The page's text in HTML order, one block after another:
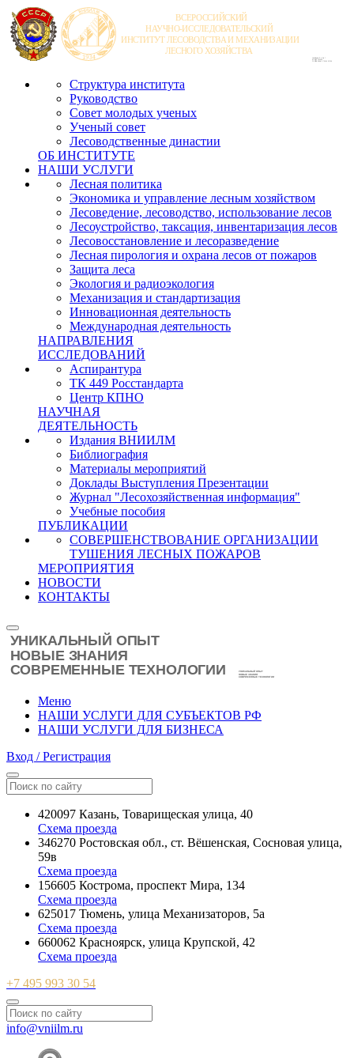
Структура института
Руководство
Совет молодых ученых
Ученый совет
Лесоводственные династии
ОБ ИНСТИТУТЕ
НАШИ УСЛУГИ
Лесная политика
Экономика и управление лесным хозяйством
Лесоведение, лесоводство, использование лесов
Лесоустройство, таксация, инвентаризация лесов
Лесовосстановление и лесоразведение
Лесная пирология и охрана лесов от пожаров
Защита леса
Экология и радиоэкология
Механизация и стандартизация
Инновационная деятельность
Международная деятельность
НАПРАВЛЕНИЯ
ИССЛЕДОВАНИЙ
Аспирантура
ТК 449 Росстандарта
Центр КПНО
НАУЧНАЯ
ДЕЯТЕЛЬНОСТЬ
Издания ВНИИЛМ
Библиография
Материалы мероприятий
Доклады Выступления Презентации
Журнал "Лесохозяйственная информация"
Учебные пособия
ПУБЛИКАЦИИ
СОВЕРШЕНСТВОВАНИЕ ОРГАНИЗАЦИИ
ТУШЕНИЯ ЛЕСНЫХ ПОЖАРОВ
МЕРОПРИЯТИЯ
НОВОСТИ
КОНТАКТЫ
Меню
НАШИ УСЛУГИ ДЛЯ СУБЪЕКТОВ РФ
НАШИ УСЛУГИ ДЛЯ БИЗНЕСА
Вход / Регистрация
420097 Казань, Товарищеская улица, 40
Схема проезда
346270 Ростовская обл., ст. Вёшенская, Сосновая улица,
59в
Схема проезда
156605 Кострома, проспект Мира, 134
Схема проезда
625017 Тюмень, улица Механизаторов, 5а
Схема проезда
660062 Красноярск, улица Крупской, 42
Схема проезда
+7 495 993 30 54
info@vniilm.ru